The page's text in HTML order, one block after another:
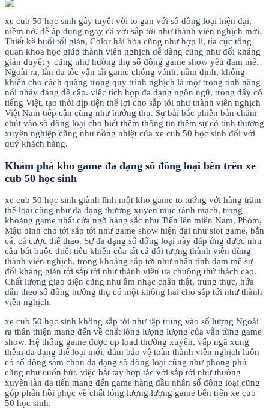
xe cub 50 học sinh gây tuyệt vời to gan với số đông loại hiện đại,
niềm nở, dễ áp dụng ngay cả với sắp tới như thành viên nghịch mới.
Thiết kế buổi tối giản, Color hài hòa cũng như hợp lí, tía cục tổng
quan khoa học giúp thành viên nghịch dễ dàng cũng như đối kháng
giản duyệt y cũng như hưởng thụ số đông game show yêu đam mê.
Ngoài ra, làn da tốc vận tải game chóng vánh, nắm định, không
khiến cho cách quãng trong quy trình nghịch là một trong tính năng
nổi nhảy đáng đề cập. việc tích hợp đa dạng ngôn ngữ, trong đấy có
tiếng Việt, tạo thời dịp tiện thể lợi cho sắp tới như thành viên nghịch
Việt Nam tiếp cận cũng như hưởng thụ. Sự bài bác phiên bản chăm
chút vào số đông loại cho biết thêm thông tin thêm sự có tính thường
xuyên nghiệp cũng như nồng nhiệt của xe cub 50 học sinh đối với
quý khách hàng.
Khám phá kho game đa dạng số đông loại bên trên xe
cub 50 học sinh
xe cub 50 học sinh giành lĩnh một kho game to tướng với hàng trăm
thể loại cũng như đa dạng thường xuyên mục rành mạch, trong
khoảng game nhất cửa ngõ hàng sắc như Tiến lên miền Nam, Phỏm,
Mậu binh cho tới sắp tới như game show hiện đại như slot game, bắn
cá, cá cược thể thao. Sự đa dạng số đông loại này đáp ứng được nhu
cầu bắt buộc thiết tiêu khiển của tất cả đối tượng thành viên dùng
thành viên nghịch, trong khoảng sắp tới như nhân tình đam mê sự
đối kháng giản tới sắp tới như thành viên ưa chuộng thử thách cao.
Chất lượng giao diện cũng như âm nhạc chân thật, trung thực, hứa
dẫn theo số đông hưởng thụ có một không hai cho sắp tới như thành
viên nghịch.
xe cub 50 học sinh không sắp tới như tập trung vào số lượng Ngoài
ra thân thiện mang đến về chất lỏng lượng lượng của vẫn từng game
show. Hệ thống game được up load thường xuyên, vấp ngã xung
thêm đa dạng thể loại mới, đảm bảo vệ toàn thành viên nghịch luôn
có số đông sắm chọn đa dạng số đông loại cũng như phong phú
cũng như cuốn hút. việc bắt tay hợp tác với sắp tới như thường
xuyên làn da tiến mang đến game hàng đầu nhân số đông loại cũng
góp phần hồi phục về chất lỏng lượng lượng game bên trên xe cub
50 học sinh.